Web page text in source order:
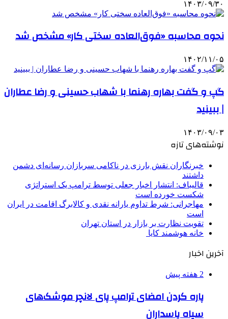
۱۴۰۳/۰۹/۳۰
نحوه محاسبه «فوق‌العاده سختی کار» مشخص شد
۱۴۰۲/۱۱/۰۵
گپ و گفت بهاره رهنما با شهاب حسینی و رضا عطاران
| ببینید
۱۴۰۳/۰۹/۰۳
نوشته‌های تازه
خبرنگاران نقش بارزی در ناکامی سربازان رسانه‌ای دشمن
داشتند
قالیباف: انتشار اخبار جعلی توسط ترامپ یک استراتژی
شکست خورده است
مهاجرانی: شرط تداوم یارانه نقدی و کالابرگ اقامت در ایران
است
تقویت نظارت بر بازار در استان تهران
خانه هوشمند کایا
آخرین اخبار
2 هفته پیش
پاره کردن امضای ترامپ پای لانچر موشک‌های
سپاه پاسداران